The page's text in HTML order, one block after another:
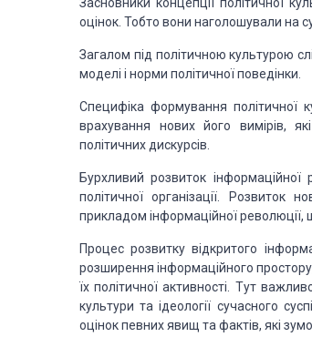
оцінок. Тобто вони наголошували на
Загалом під політичною культурою
моделі і норми політичної поведінки.
Специфіка формування політичної
врахування нових його вимірів,
політичних дискурсів.
Бурхливий розвиток інформаційної
політичної організації.
Розвиток
прикладом інформаційної революції,
Процес розвитку відкритого
розширення інформаційного
їх політичної активності. Тут
культури та ідеології сучасного
оцінок певних явищ та фактів, які